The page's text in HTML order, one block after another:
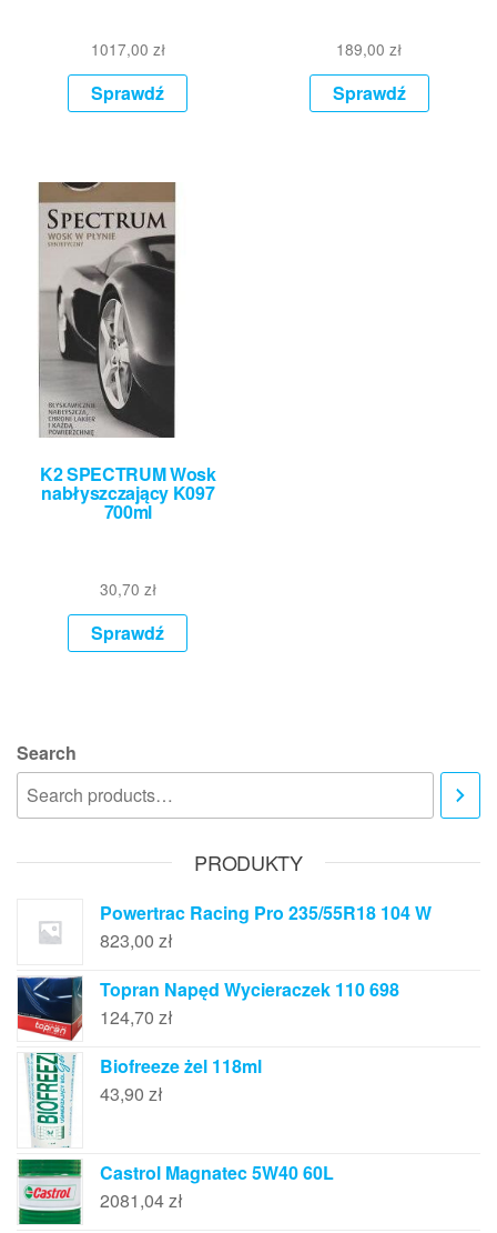
1017,00 zł
Sprawdź
189,00zł
Sprawdź
K2 SPECTRUM Wosk
nabłyszczający K097
700ml
30,70 zł
Sprawdź
Search
PRODUKTY
Powertrac Racing Pro 235/55R18 104 W
823,00 zł
Topran Napęd Wycieraczek 110 698
124,70 zł
Biofreeze żel 118ml
43,90 zł
Castrol Magnatec 5W40 60L
2081,04zł